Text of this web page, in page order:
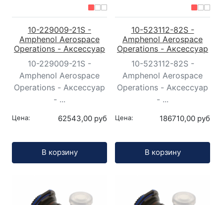
10-229009-21S -
Amphenol Aerospace
Operations - Аксессуар
10-229009-21S -
Amphenol Aerospace
Operations - Аксессуар
- ...
Цена: 62543,00 руб
В корзину
10-523112-82S -
Amphenol Aerospace
Operations - Аксессуар
10-523112-82S -
Amphenol Aerospace
Operations - Аксессуар
- ...
Цена: 186710,00 руб
В корзину